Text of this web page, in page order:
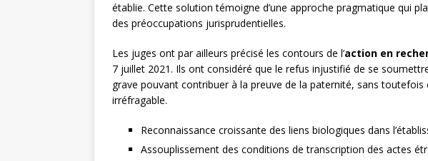
établie. Cette solution témoigne d’une approche pragmatique qui
des préoccupations jurisprudentielles.
Les juges ont par ailleurs précisé les contours de l’action en
7 juillet 2021. Ils ont considéré que le refus injustifié de se
grave pouvant contribuer à la preuve de la paternité, sans
irréfragable.
Reconnaissance croissante des liens biologiques dans
Assouplissement des conditions de transcription des actes